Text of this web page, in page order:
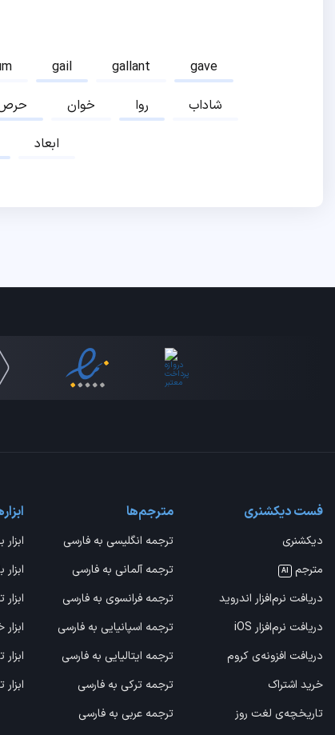
gail gallant
gave
خوان روا
شاداب
ابعاد
فست دیکشنری
دیکشنری
مترجم
AI
دریافت نرم‌افزار اندروید
دریافت نرم‌افزار iOS
دریافت افزونه‌ی کروم
خرید اشتراک
تاریخچه‌ی لغت روز
مترجم‌ها
ترجمه انگلیسی به فارسی
ترجمه آلمانی به فارسی
ترجمه فرانسوی به فارسی
ترجمه اسپانیایی به فارسی
ترجمه ایتالیایی به فارسی
ترجمه ترکی به فارسی
ترجمه عربی به فارسی